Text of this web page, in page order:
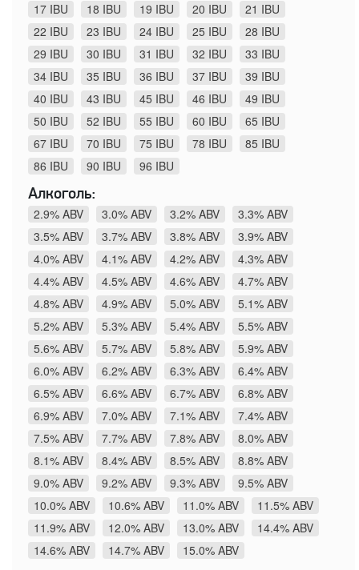
17 IBU
18 IBU 19 IBU 20 IBU
21 IBU
22 IBU
23 IBU 24 IBU 25 IBU
28 IBU
29 IBU
30 IBU 31 IBU 32 IBU
33 IBU
34 IBU
35 IBU 36 IBU 37 IBU
39 IBU
40 IBU
43 IBU 45 IBU 46 IBU
49 IBU
50 IBU
52 IBU 55 IBU 60 IBU
65 IBU
67 IBU
70 IBU 75 IBU 78 IBU
85 IBU
86 IBU
90 IBU
96 IBU
Алкоголь:
2.9% ABV
3.0% ABV 3.2% ABV
3.3% ABV
3.5% ABV
3.7% ABV 3.8% ABV
3.9% ABV
4.0% ABV
4.1% ABV 4.2% ABV
4.3% ABV
4.4% ABV
4.5% ABV 4.6% ABV
4.7% ABV
4.8% ABV
4.9% ABV 5.0% ABV
5.1% ABV
5.2% ABV
5.3% ABV 5.4% ABV
5.5% ABV
5.6% ABV
5.7% ABV 5.8% ABV
5.9% ABV
6.0% ABV
6.2% ABV 6.3% ABV
6.4% ABV
6.5% ABV
6.6% ABV 6.7% ABV
6.8% ABV
6.9% ABV
7.0% ABV 7.1% ABV
7.4% ABV
7.5% ABV
7.7% ABV 7.8% ABV
8.0% ABV
8.1% ABV
8.4% ABV 8.5% ABV
8.8% ABV
9.0% ABV
9.2% ABV 9.3% ABV
9.5% ABV
10.0% ABV
10.6% ABV 11.0% ABV
11.5% ABV
11.9% ABV
12.0% ABV 13.0% ABV
14.4% ABV
14.6% ABV
14.7% ABV
15.0% ABV